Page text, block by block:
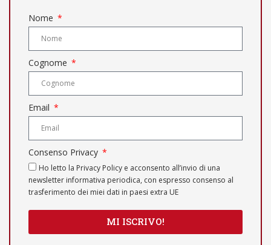
Nome
Cognome
Email
Consenso Privacy
Ho letto la Privacy Policy e acconsento all’invio di una
newsletter informativa periodica, con espresso consenso al
trasferimento dei miei dati in paesi extra UE
MI ISCRIVO!